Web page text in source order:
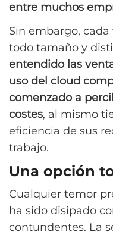
entre muchos
Sin embargo,
todo tamaño y
entendido las
uso del cloud
comenzado a
costes, al mismo
eficiencia de sus
trabajo.
Una opción
Cualquier temor
ha sido disipado
contundentes. La